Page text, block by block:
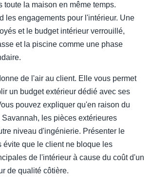
toute la maison en même temps.
les engagements pour l'intérieur. Une
et le budget intérieur verrouillé,
et la piscine comme une phase
de l'air au client. Elle vous permet
un budget extérieur dédié avec ses
pouvez expliquer qu'en raison du
les pièces extérieures
niveau d'ingénierie. Présenter le
évite que le client ne bloque les
de l'intérieur à cause du coût d'un
de qualité côtière.